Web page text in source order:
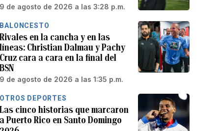
9 de agosto de 2026 a las 3:28 p.m.
BALONCESTO
Rivales en la cancha y en las
líneas: Christian Dalmau y Pachy
Cruz cara a cara en la final del
BSN
9 de agosto de 2026 a las 1:35 p.m.
OTROS DEPORTES
Las cinco historias que marcaron
a Puerto Rico en Santo Domingo